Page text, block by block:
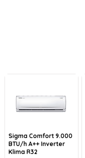
Sigma Comfort 9.000
BTU/h A++ Inverter
Klima R32